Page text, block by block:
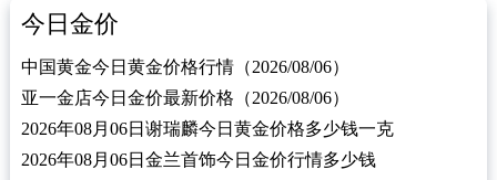
今日金价
中国黄金今日黄金价格行情（2026/08/06）
亚一金店今日金价最新价格（2026/08/06）
2026年08月06日谢瑞麟今日黄金价格多少钱一克
2026年08月06日金兰首饰今日金价行情多少钱